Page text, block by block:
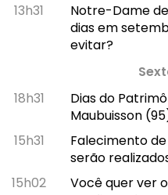
13h31
Notre-Dame
dias em
evitar?
18h31
Dias do
Maubuisson
15h31
Falecimento
serão
15h02
Você quer ver